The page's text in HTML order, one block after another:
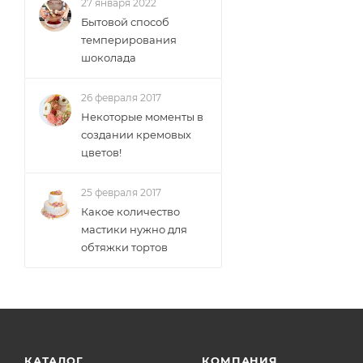
27 января 2022
Бытовой способ
темперирования
шоколада
26 февраля 2017
Некоторые моменты в
создании кремовых
цветов!
25 февраля 2017
Какое количество
мастики нужно для
обтяжки тортов